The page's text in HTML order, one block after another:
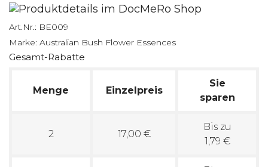
Art.Nr.: BE009
Marke: Australian Bush Flower Essences
Gesamt-Rabatte
Menge Einzelpreis
Sie
sparen
2 17,00 €
Bis zu
1,79 €